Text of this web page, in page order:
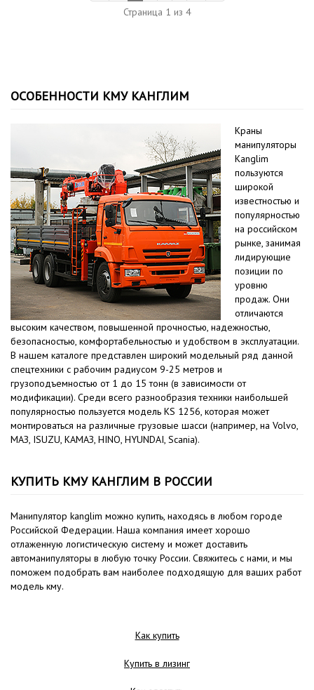
Страница 1 из 4
ОСОБЕННОСТИ КМУ КАНГЛИМ
Краны
манипуляторы
Kanglim
пользуются
широкой
известностью и
популярностью
на российском
рынке, занимая
лидирующие
позиции по
уровню
продаж. Они
отличаются
высоким качеством, повышенной прочностью, надежностью,
безопасностью, комфортабельностью и удобством в эксплуатации.
В нашем каталоге представлен широкий модельный ряд данной
спецтехники с рабочим радиусом 9-25 метров и
грузоподъемностью от 1 до 15 тонн (в зависимости от
модификации). Среди всего разнообразия техники наибольшей
популярностью пользуется модель KS 1256, которая может
монтироваться на различные грузовые шасси (например, на Volvo,
МАЗ, ISUZU, КАМАЗ, HINO, HYUNDAI, Scania).
КУПИТЬ КМУ КАНГЛИМ В РОССИИ
Манипулятор kanglim можно купить, находясь в любом городе
Российской Федерации. Наша компания имеет хорошо
отлаженную логистическую систему и может доставить
автоманипуляторы в любую точку России. Свяжитесь с нами, и мы
поможем подобрать вам наиболее подходящую для ваших работ
модель кму.
Как купить
Купить в лизинг